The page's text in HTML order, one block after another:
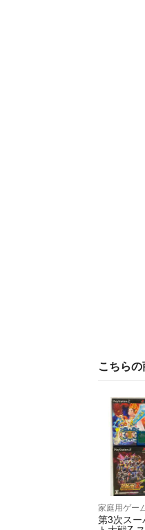
こちら
家庭用ゲー
第3次スー